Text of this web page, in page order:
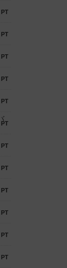
PT
PT
PT
PT
PT
PT
PT
PT
PT
PT
PT
PT